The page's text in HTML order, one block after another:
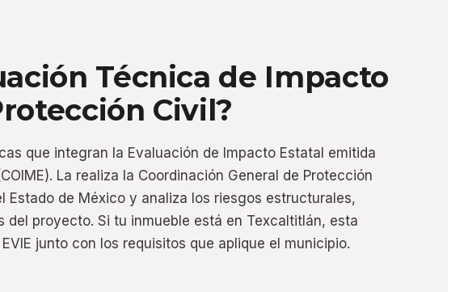
Técnica de Impacto
Civil?
que integran la Evaluación de Impacto Estatal emitida
La realiza la Coordinación General de Protección
Estado de México y analiza los riesgos estructurales,
proyecto. Si tu inmueble está en Texcaltitlán, esta
junto con los requisitos que aplique el municipio.